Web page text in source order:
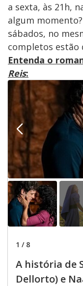
a sexta, às 21h,
algum
sábados, no
completos estão
Entenda o
Reis:
1 / 8
A história de
Dellorto) e